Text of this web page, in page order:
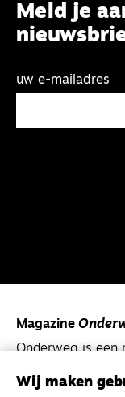
Meld je
uw e-mailadres
Magazine
Onderweg is
voor de
Wij maken